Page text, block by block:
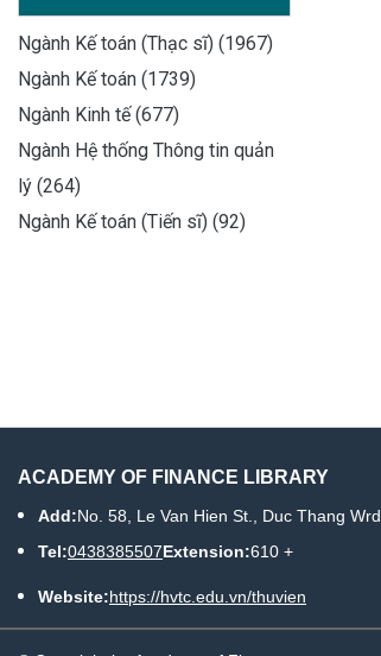
Ngành Kế toán (Thạc sĩ) (1967)
Ngành Kế toán (1739)
Ngành Kinh tế (677)
Ngành Hệ thống Thông tin quản
lý (264)
Ngành Kế toán (Tiến sĩ) (92)
ACADEMY OF FINANCE LIBRARY
Add:No. 58, Le Van Hien St., Duc Thang
Tel:0438385507Extension:610 +
Website:https://hvtc.edu.vn/thuvien